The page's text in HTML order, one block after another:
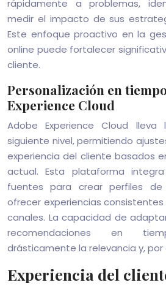
rápidamente a problemas,
medir el impacto de sus
Este enfoque proactivo en la
online puede fortalecer
cliente.
Personalización en
Experience Cloud
Adobe Experience Cloud lleva
siguiente nivel, permitiendo
experiencia del cliente basados
actual. Esta plataforma
fuentes para crear perfiles
ofrecer experiencias
canales. La capacidad de
recomendaciones en
drásticamente la relevancia y, por
Experiencia del